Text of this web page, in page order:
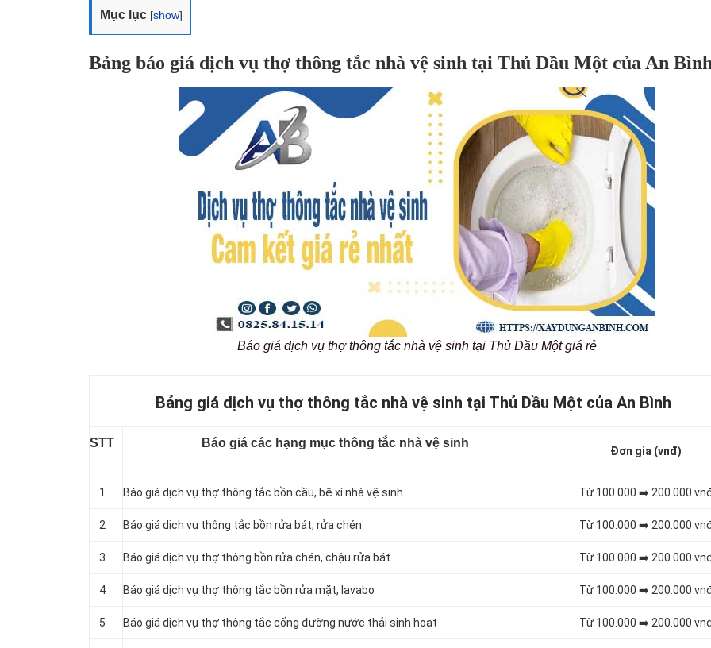
Mục lục [show]
Bảng báo giá dịch vụ thợ thông tắc nhà vệ sinh tại Thủ Dầu Một của An
Báo giá dịch vụ thợ thông tắc nhà vệ sinh tại Thủ Dầu Một giá rẻ
Bảng giá dịch vụ thợ thông tắc nhà vệ sinh tại Thủ Dầu Một của An Bình
STT Báo giá các hạng mục thông tắc nhà vệ sinh
Đơn gia (vnđ)
1 Báo giá dịch vụ thợ thông tắc bồn cầu, bệ xí nhà vệ sinh Từ 100.000 ➡️ 200.000
2 Báo giá dịch vụ thông tắc bồn rửa bát, rửa chén Từ 100.000 ➡️ 200.000
3 Báo giá dịch vụ thợ thông bồn rửa chén, chậu rửa bát Từ 100.000 ➡️ 200.000
4 Báo giá dịch vụ thợ thông tắc bồn rửa mặt, lavabo Từ 100.000 ➡️ 200.000
5 ‎Báo giá dịch vụ thợ thông tắc cống đường nước thải sinh hoạt Từ 100.000 ➡️ 200.000